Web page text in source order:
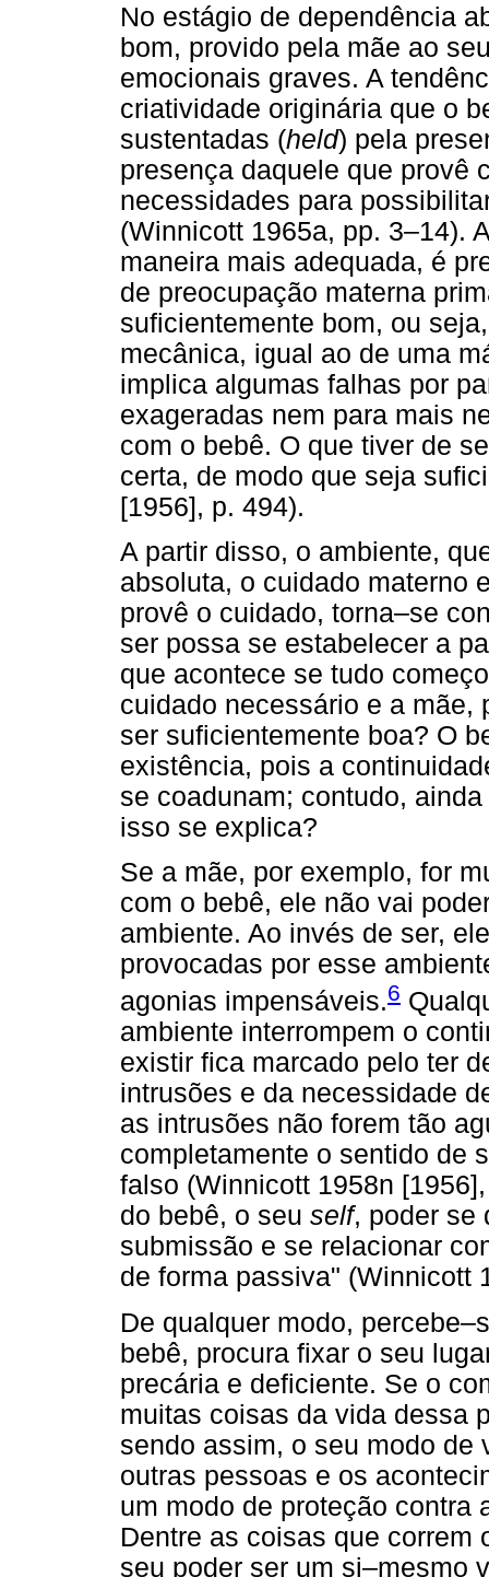
No estágio de dependência
bom, provido pela mãe ao
emocionais graves. A
criatividade originária que o
sustentadas (held) pela
presença daquele que provê
necessidades para
(Winnicott 1965a, pp. 3–14).
maneira mais adequada, é
de preocupação materna
suficientemente bom, ou
mecânica, igual ao de uma
implica algumas falhas por
exageradas nem para mais
com o bebê. O que tiver de
certa, de modo que seja
[1956], p. 494).
A partir disso, o ambiente,
absoluta, o cuidado materno
provê o cuidado, torna–se
ser possa se estabelecer a
que acontece se tudo
cuidado necessário e a mãe,
ser suficientemente boa? O
existência, pois a
se coadunam; contudo,
isso se explica?
Se a mãe, por exemplo, for
com o bebê, ele não vai
ambiente. Ao invés de ser,
provocadas por esse
agonias impensáveis.6
ambiente interrompem o
existir fica marcado pelo ter
intrusões e da necessidade
as intrusões não forem tão
completamente o sentido de
falso (Winnicott 1958n
do bebê, o seu self, poder se
submissão e se relacionar
de forma passiva" (Winnicott
De qualquer modo,
bebê, procura fixar o seu
precária e deficiente. Se o
muitas coisas da vida dessa
sendo assim, o seu modo de
outras pessoas e os
um modo de proteção contra
Dentre as coisas que correm
seu poder ser um si–mesmo